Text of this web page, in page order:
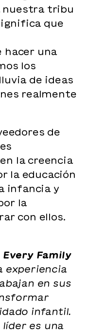
nuestra tribu
que
hacer una
los
de ideas
realmente
de
la creencia
la educación
infancia y
la
con ellos.
Every Family
experiencia
en sus
infantil.
es una